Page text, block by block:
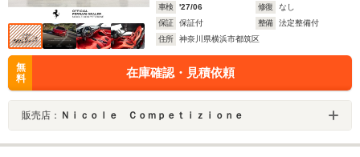
車検
'27/06 修復
なし
保証
保証付 整備
法定整備付
住所
神奈川県横浜市都筑区
無
料
在庫確認・見積依頼
販売店： Ｎｉｃｏｌｅ Ｃｏｍｐｅｔｉｚｉｏｎｅ